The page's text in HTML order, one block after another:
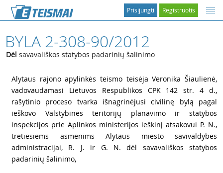
Registruotis
Prisijungti
BYLA 2-308-90/2012
Dėl savavališkos statybos padarinių šalinimo
Alytaus rajono apylinkės teismo teisėja Veronika Šiaulienė,
vadovaudamasi Lietuvos Respublikos CPK 142 str. 4 d.,
rašytinio proceso tvarka išnagrinėjusi civilinę bylą pagal
ieškovo Valstybinės teritorijų planavimo ir statybos
inspekcijos prie Aplinkos ministerijos ieškinį atsakovui P. N.,
tretiesiems asmenims Alytaus miesto savivaldybės
administracijai, R. J. ir G. N. dėl savavališkos statybos
padarinių šalinimo,